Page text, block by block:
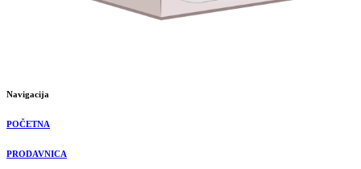
Navigacija
POČETNA
PRODAVNICA